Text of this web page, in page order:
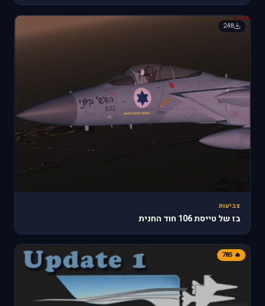
248
צביעות
בז של טייסת 106 חוד החנית
🔥 785